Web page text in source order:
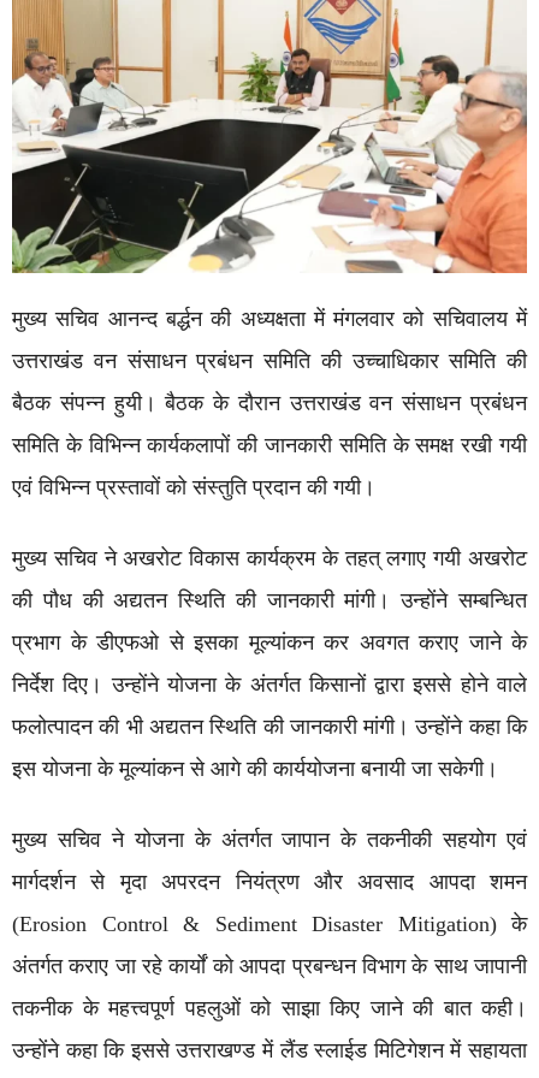
मुख्य सचिव आनन्द बर्द्धन की अध्यक्षता में मंगलवार को सचिवालय में
उत्तराखंड वन संसाधन प्रबंधन समिति की उच्चाधिकार समिति की
बैठक संपन्न हुयी। बैठक के दौरान उत्तराखंड वन संसाधन प्रबंधन
समिति के विभिन्न कार्यकलापों की जानकारी समिति के समक्ष रखी गयी
एवं विभिन्न प्रस्तावों को संस्तुति प्रदान की गयी।
मुख्य सचिव ने अखरोट विकास कार्यक्रम के तहत् लगाए गयी अखरोट
की पौध की अद्यतन स्थिति की जानकारी मांगी। उन्होंने सम्बन्धित
प्रभाग के डीएफओ से इसका मूल्यांकन कर अवगत कराए जाने के
निर्देश दिए। उन्होंने योजना के अंतर्गत किसानों द्वारा इससे होने वाले
फलोत्पादन की भी अद्यतन स्थिति की जानकारी मांगी। उन्होंने कहा कि
इस योजना के मूल्यांकन से आगे की कार्ययोजना बनायी जा सकेगी।
मुख्य सचिव ने योजना के अंतर्गत जापान के तकनीकी सहयोग एवं
मार्गदर्शन से मृदा अपरदन नियंत्रण और अवसाद आपदा शमन
(Erosion Control & Sediment Disaster Mitigation) के
अंतर्गत कराए जा रहे कार्यों को आपदा प्रबन्धन विभाग के साथ जापानी
तकनीक के महत्त्वपूर्ण पहलुओं को साझा किए जाने की बात कही।
उन्होंने कहा कि इससे उत्तराखण्ड में लैंड स्लाईड मिटिगेशन में सहायता